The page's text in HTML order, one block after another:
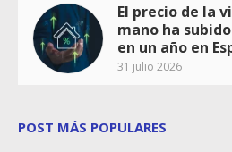
El precio de la
mano ha
en un año en
31 julio 2026
POST MÁS POPULARES